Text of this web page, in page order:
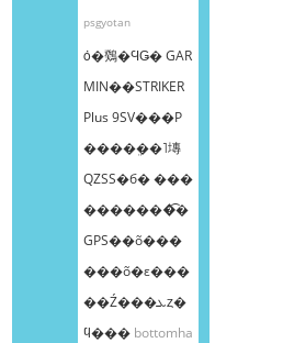
psgyotan
ȯ�䳫�ϤǤ� GAR
MIN��STRIKER
Plus 9SV���Ρ
����ܸ��˥塼
QZSS�б� ���
�������͡�
GPS��õ���
���õ�ε���
��Ź���ܥȥ�
ϥ��� bottomha